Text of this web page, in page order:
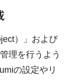
）」および
理を行うよう
の設定やリ